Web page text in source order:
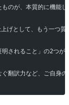
のが、本質的に機能
げとして、もう一つ質
されること」の2つ
翻訳力など、ご自身